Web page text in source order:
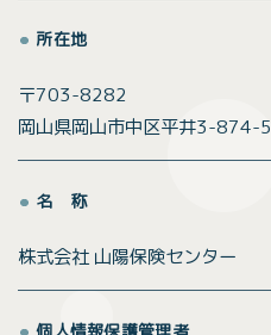
所在地
〒703-8282
岡山県岡山市中区平井3-874-5
名 称
株式会社 山陽保険センター
個人情報保護管理者